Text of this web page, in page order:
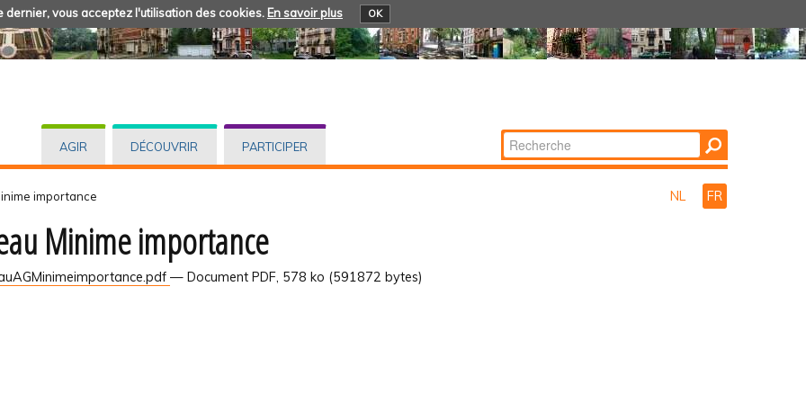
vous acceptez l'utilisation des cookies. En savoir plus OK
AGIR DÉCOUVRIR PARTICIPER Chercher par
Recherche
importance
NL FR
Minime importance
— Document PDF, 578 ko (591872 bytes)